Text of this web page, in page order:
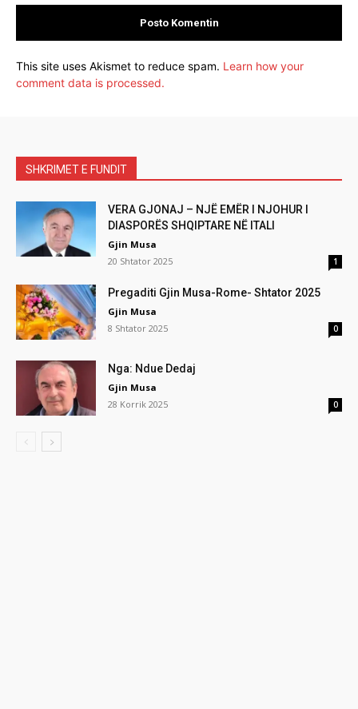
This site uses Akismet to reduce spam. Learn how your
comment data is processed.
SHKRIMET E FUNDIT
VERA GJONAJ – NJË EMËR I NJOHUR I
DIASPORËS SHQIPTARE NË ITALI
Gjin Musa
20 Shtator 2025
1
Pregaditi Gjin Musa-Rome- Shtator 2025
Gjin Musa
8 Shtator 2025
0
Nga: Ndue Dedaj
Gjin Musa
28 Korrik 2025
0